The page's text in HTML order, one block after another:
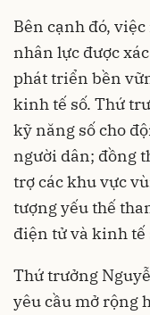
Bên cạnh đó,
nhân lực được
phát triển bền
kinh tế số. Thứ
kỹ năng số cho
người dân; đồng
trợ các khu vực
tượng yếu thế
điện tử và kinh tế
Thứ trưởng
yêu cầu mở rộng